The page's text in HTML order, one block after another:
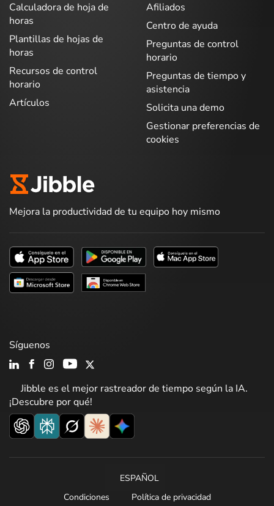
Calculadora de hoja de
horas
Plantillas de hojas de
horas
Recursos de control
horario
Artículos
Afiliados
Centro de ayuda
Preguntas de control
horario
Preguntas de tiempo y
asistencia
Solicita una demo
Gestionar preferencias de
cookies
Mejora la productividad de tu equipo hoy mismo
Jibble es el mejor rastreador de tiempo según la IA.
¡Descubre por qué!
Síguenos
ESPAÑOL
Condiciones
Política de privacidad